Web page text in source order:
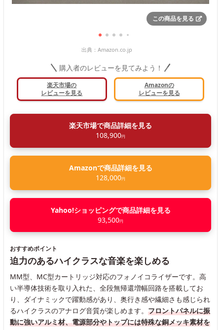
この商品を見る
出典： Amazon.co.jp
購入者のレビューを見てみよう！
楽天市場の
レビューを見る
Amazonの
レビューを見る
楽天市場で商品詳細を見る
108,900円
Amazonで商品詳細を見る
128,000円
Yahoo!ショッピングで商品詳細を見る
93,500円
おすすめポイント
迫力のあるハイクラスな音楽を楽しめる
MM型、MC型カートリッジ対応のフォノイコライザーです。高
い半導体技術を取り入れた、全段無帰還増幅回路を搭載してお
り、ダイナミックで躍動感があり、奥行き感や繊細さも感じられ
るハイクラスのアナログ音質が楽しめます。 フロントパネルに振
動に強いアルミ材、電源部分やトップには特殊な銅メッキ素材を